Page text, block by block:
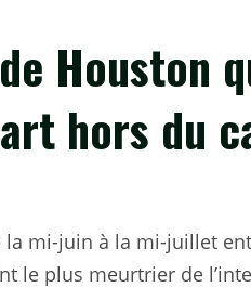
Houston
hors du
mi-juin à la mi-juillet
le plus meurtrier de